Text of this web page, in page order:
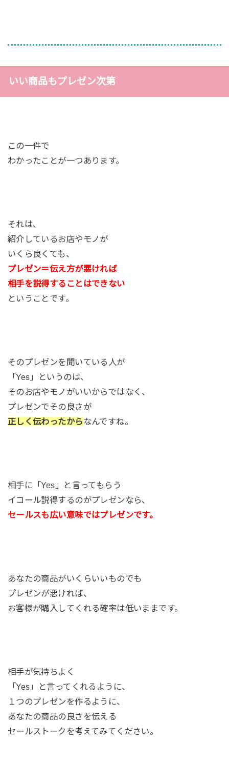
いい商品もプレゼン次第
この一件で
わかったことが一つあります。
それは、
紹介しているお店やモノが
いくら良くても、
プレゼン＝伝え方が悪ければ
相手を説得することはできない
ということです。
そのプレゼンを聞いている人が
「Yes」というのは、
そのお店やモノがいいからではなく、
プレゼンでその良さが
正しく伝わったから なんですね。
相手に「Yes」と言ってもらう
イコール説得するのがプレゼンなら、
セールスも広い意味ではプレゼンです。
あなたの商品がいくらいいものでも
プレゼンが悪ければ、
お客様が購入してくれる確率は低いままです。
相手が気持ちよく
「Yes」と言ってくれるように、
１つのプレゼンを作るように、
あなたの商品の良さを伝える
セールストークを考えてみてください。